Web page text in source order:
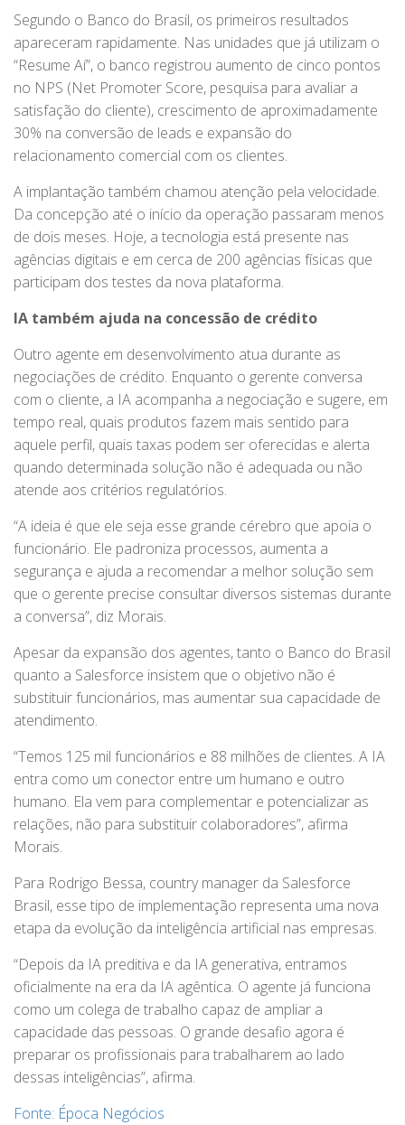
Segundo o Banco do Brasil, os primeiros resultados
apareceram rapidamente. Nas unidades que já utilizam o
“Resume Aí”, o banco registrou aumento de cinco pontos
no NPS (Net Promoter Score, pesquisa para avaliar a
satisfação do cliente), crescimento de aproximadamente
30% na conversão de leads e expansão do
relacionamento comercial com os clientes.
A implantação também chamou atenção pela velocidade.
Da concepção até o início da operação passaram menos
de dois meses. Hoje, a tecnologia está presente nas
agências digitais e em cerca de 200 agências físicas que
participam dos testes da nova plataforma.
IA também ajuda na concessão de crédito
Outro agente em desenvolvimento atua durante as
negociações de crédito. Enquanto o gerente conversa
com o cliente, a IA acompanha a negociação e sugere, em
tempo real, quais produtos fazem mais sentido para
aquele perfil, quais taxas podem ser oferecidas e alerta
quando determinada solução não é adequada ou não
atende aos critérios regulatórios.
“A ideia é que ele seja esse grande cérebro que apoia o
funcionário. Ele padroniza processos, aumenta a
segurança e ajuda a recomendar a melhor solução sem
que o gerente precise consultar diversos sistemas durante
a conversa”, diz Morais.
Apesar da expansão dos agentes, tanto o Banco do Brasil
quanto a Salesforce insistem que o objetivo não é
substituir funcionários, mas aumentar sua capacidade de
atendimento.
“Temos 125 mil funcionários e 88 milhões de clientes. A IA
entra como um conector entre um humano e outro
humano. Ela vem para complementar e potencializar as
relações, não para substituir colaboradores”, afirma
Morais.
Para Rodrigo Bessa, country manager da Salesforce
Brasil, esse tipo de implementação representa uma nova
etapa da evolução da inteligência artificial nas empresas.
“Depois da IA preditiva e da IA generativa, entramos
oficialmente na era da IA agêntica. O agente já funciona
como um colega de trabalho capaz de ampliar a
capacidade das pessoas. O grande desafio agora é
preparar os profissionais para trabalharem ao lado
dessas inteligências”, afirma.
Fonte: Época Negócios